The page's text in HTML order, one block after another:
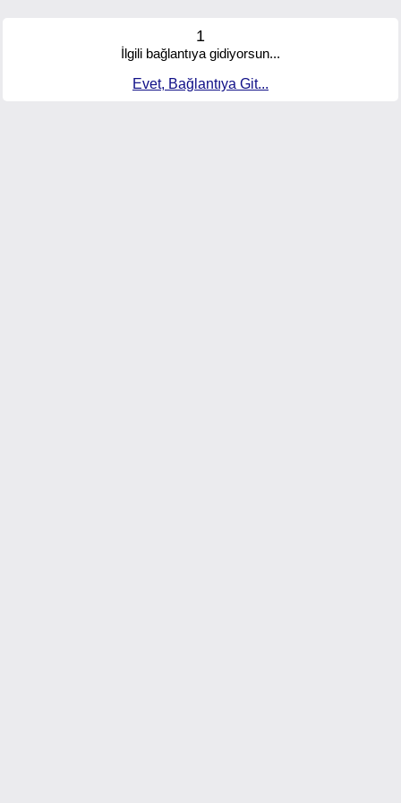
1
İlgili bağlantıya gidiyorsun...
Evet, Bağlantıya Git...